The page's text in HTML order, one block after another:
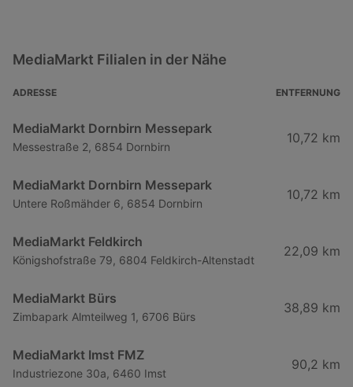
MediaMarkt Filialen in der Nähe
ADRESSE ENTFERNUNG
MediaMarkt Dornbirn Messepark
Messestraße 2, 6854 Dornbirn
10,72 km
MediaMarkt Dornbirn Messepark
Untere Roßmähder 6, 6854 Dornbirn
10,72 km
MediaMarkt Feldkirch
Königshofstraße 79, 6804 Feldkirch-Altenstadt
22,09 km
MediaMarkt Bürs
Zimbapark Almteilweg 1, 6706 Bürs
38,89 km
MediaMarkt Imst FMZ
Industriezone 30a, 6460 Imst
90,2 km